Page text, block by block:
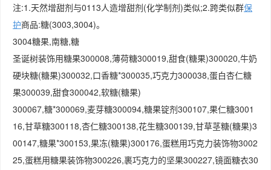
注:1.天然增甜剂与0113人造增甜剂(化学制剂)类似;2.跨类似群保
护商品:糖(3003,3004)。
3004糖果,南糖,糖
圣诞树装饰用糖果300008,薄荷糖300019,甜食(糖果)300020,牛奶
硬块糖(糖果)300032,口香糖*300035,巧克力300038,蛋白杏仁糖
果300039,甜食300042,软糖(糖果)
300067,糖*300069,麦芽糖300094,糖果锭剂300107,果仁糖3001
16,甘草糖300118,杏仁糖300138,花生糖300139,甘草茎糖(糖果)3
00147,糖果*300153,果冻(糖果)300176,蛋糕用巧克力装饰物3002
25,蛋糕用糖果装饰物300226,裹巧克力的坚果300227,镜面糖衣30